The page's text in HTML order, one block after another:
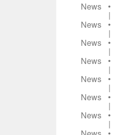
News
•
|
News
•
|
News
•
|
News
•
|
News
•
|
News
•
|
News
•
|